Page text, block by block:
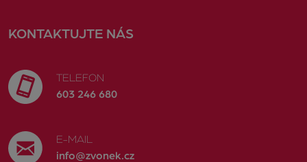
KONTAKTUJTE NÁS
TELEFON
603 246 680
E-MAIL
info@zvonek.cz